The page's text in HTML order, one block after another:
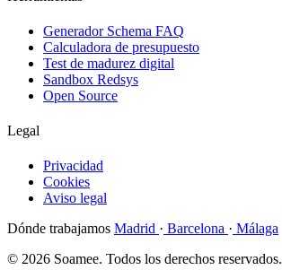
Generador Schema FAQ
Calculadora de presupuesto
Test de madurez digital
Sandbox Redsys
Open Source
Legal
Privacidad
Cookies
Aviso legal
Dónde trabajamos Madrid · Barcelona · Málaga
© 2026 Soamee. Todos los derechos reservados.